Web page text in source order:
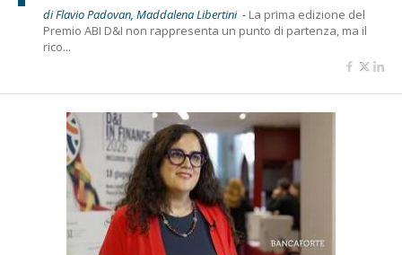
di Flavio Padovan, Maddalena Libertini - La prima edizione del
Premio ABI D&I non rappresenta un punto di partenza, ma il
rico...